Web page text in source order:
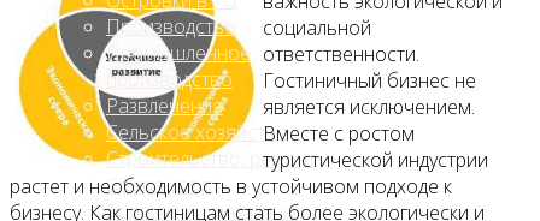
Производство
Промышленное
производство
Развлечения
Сельское хозяйство
Строительство, ремонт
Сфера услуг
Торговля и магазины
социальной
ответственности.
Гостиничный бизнес не
является исключением.
Вместе с ростом
туристической индустрии
растет и необходимость в устойчивом подходе к
бизнесу. Как гостиницам стать более экологически и